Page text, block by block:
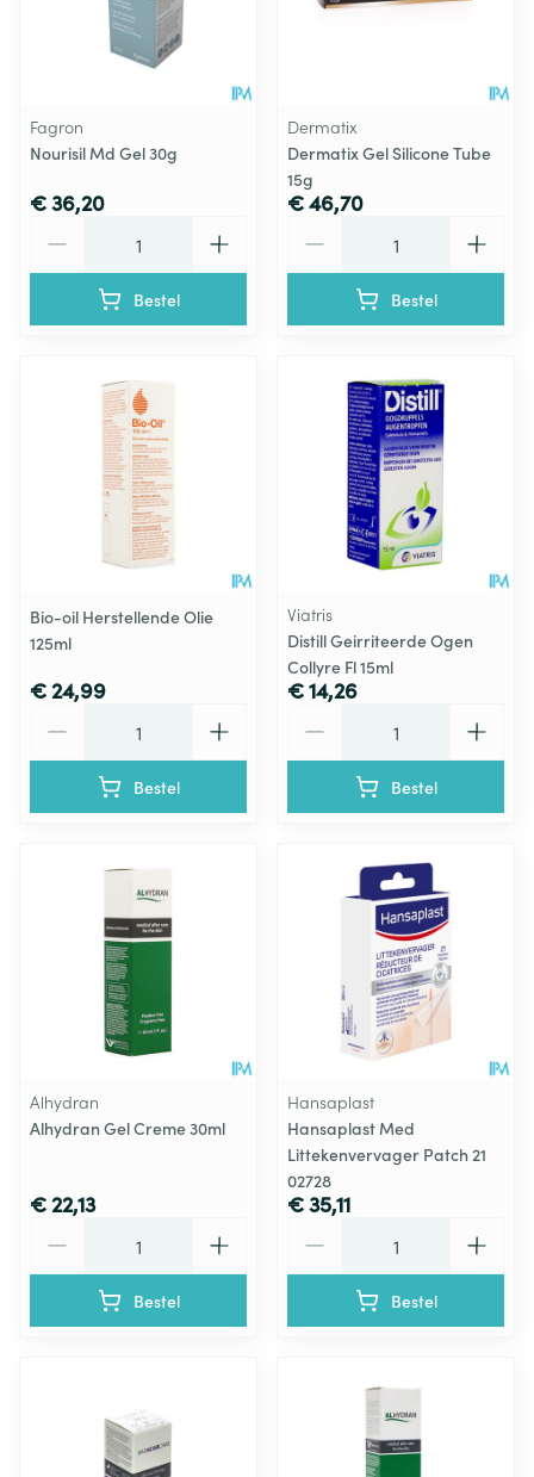
Fagron
Nourisil Md Gel 30g
€ 36,20
Bestel
Dermatix
Dermatix Gel Silicone Tube
15g
€ 46,70
Bestel
Bio-oil Herstellende Olie
125ml
€ 24,99
Bestel
Viatris
Distill Geirriteerde Ogen
Collyre Fl 15ml
€ 14,26
Bestel
Alhydran
Alhydran Gel Creme 30ml
€ 22,13
Bestel
Hansaplast
Hansaplast Med
Littekenvervager Patch 21
02728
€ 35,11
Bestel